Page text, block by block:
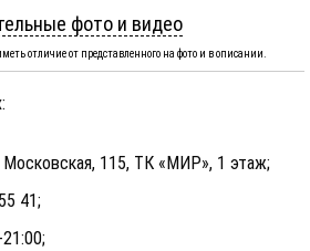
фото и видео
отличие от представленного на фото и в описании.
Московская, 115, ТК «МИР», 1 этаж;
41;